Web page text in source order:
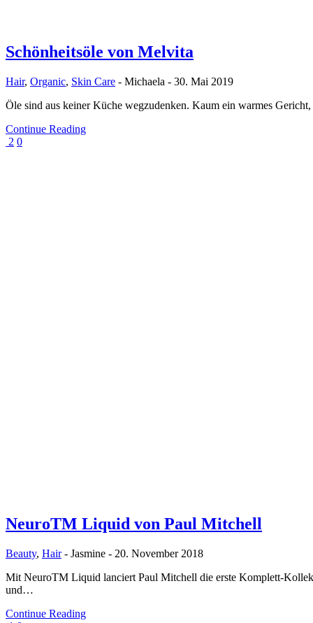
Schönheitsöle von Melvita
Hair, Organic, Skin Care - Michaela - 30. Mai 2019
Öle sind aus keiner Küche wegzudenken. Kaum ein warmes
Continue Reading
2 0
NeuroTM Liquid von Paul Mitchell
Beauty, Hair - Jasmine - 20. November 2018
Mit NeuroTM Liquid lanciert Paul Mitchell die erste Komplett-
und…
Continue Reading